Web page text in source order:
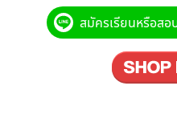
สมัครเรียนหรือสอ